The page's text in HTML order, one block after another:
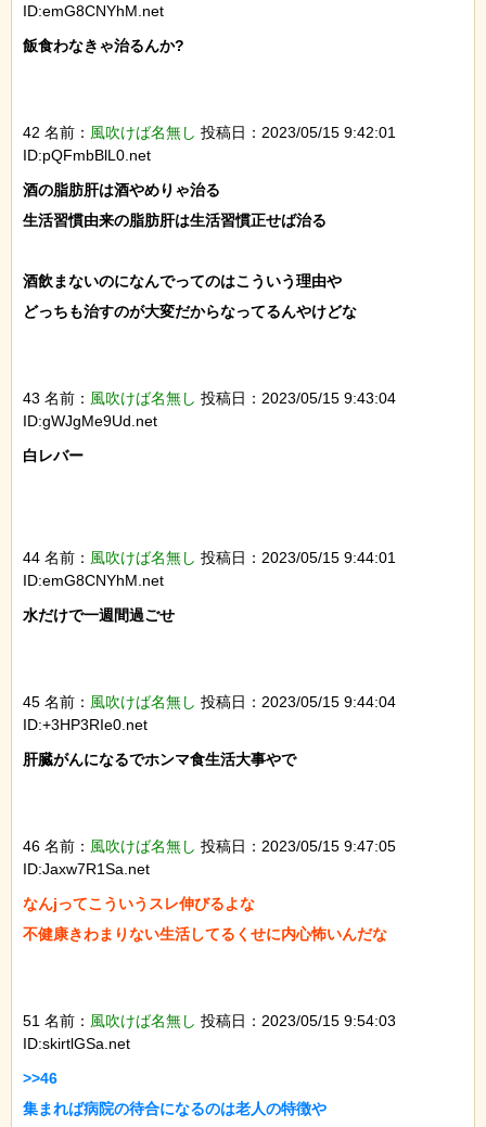
ID:emG8CNYhM.net
飯食わなきゃ治るんか?
42 名前： 風吹けば名無し 投稿日：2023/05/15 9:42:01
ID:pQFmbBlL0.net
酒の脂肪肝は酒やめりゃ治る
生活習慣由来の脂肪肝は生活習慣正せば治る
酒飲まないのになんでってのはこういう理由や
どっちも治すのが大変だからなってるんやけどな
43 名前： 風吹けば名無し 投稿日：2023/05/15 9:43:04
ID:gWJgMe9Ud.net
白レバー
44 名前： 風吹けば名無し 投稿日：2023/05/15 9:44:01
ID:emG8CNYhM.net
水だけで一週間過ごせ
45 名前： 風吹けば名無し 投稿日：2023/05/15 9:44:04
ID:+3HP3RIe0.net
肝臓がんになるでホンマ食生活大事やで
46 名前： 風吹けば名無し 投稿日：2023/05/15 9:47:05
ID:Jaxw7R1Sa.net
なんjってこういうスレ伸びるよな
不健康きわまりない生活してるくせに内心怖いんだな
51 名前： 風吹けば名無し 投稿日：2023/05/15 9:54:03
ID:skirtlGSa.net
>>46
集まれば病院の待合になるのは老人の特徴や